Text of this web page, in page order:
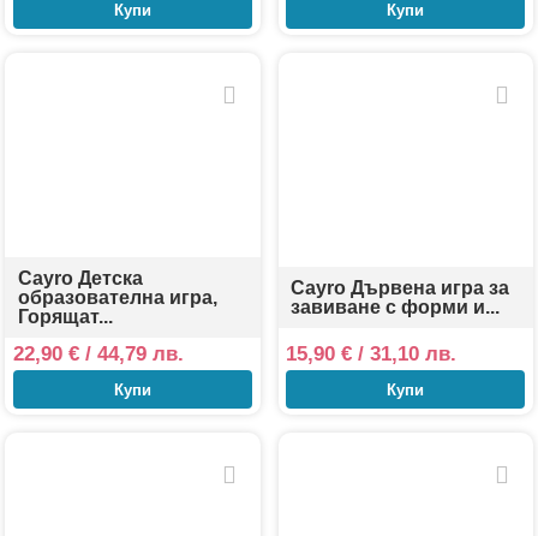
Купи Купи
Cayro Детска
образователна игра,
Горящат...
22,90 €/ 44,79 лв.
Купи
Cayro Дървена игра за
завиване с форми и...
15,90 €/ 31,10 лв.
Купи